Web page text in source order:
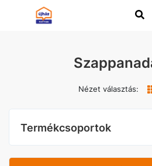
Nézet választás:
Termékcsoportok